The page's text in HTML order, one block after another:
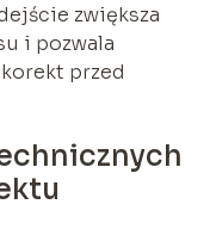
zwiększa
i pozwala
przed